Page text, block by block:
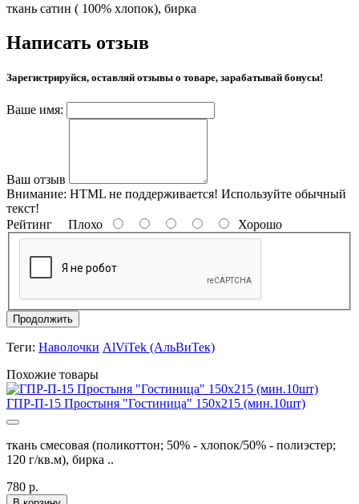
ткань сатин ( 100% хлопок), бирка
Написать отзыв
Зарегистрируйся, оставляй отзывы о товаре, зарабатывай бонусы!
Ваше имя:
Ваш отзыв
Внимание: HTML не поддерживается! Используйте обычный
текст!
Рейтинг Плохо Хорошо
Продолжить
Теги: Наволочки AlViTek (АльВиТек)
Похожие товары
ГПР-П-15 Простыня "Гостиница" 150х215 (мин.10шт)
ткань смесовая (поликоттон; 50% - хлопок/50% - полиэстер;
120 г/кв.м), бирка ..
780 р.